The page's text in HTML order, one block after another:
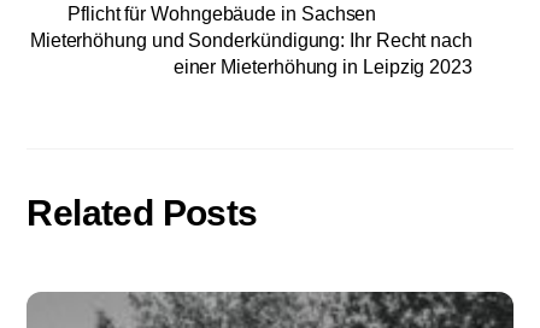
Pflicht für Wohngebäude in Sachsen
Mieterhöhung und Sonderkündigung: Ihr Recht nach
einer Mieterhöhung in Leipzig 2023
Related Posts